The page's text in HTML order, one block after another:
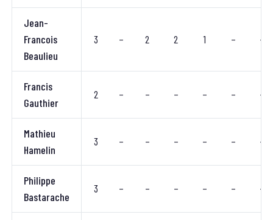
Jean-
Francois
Beaulieu
3 – 2 2 1 – –
Francis
Gauthier
2 – – – – – –
Mathieu
Hamelin
3 – – – – – –
Philippe
Bastarache
3 – – – – – –